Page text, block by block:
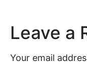
Leave a
Your email